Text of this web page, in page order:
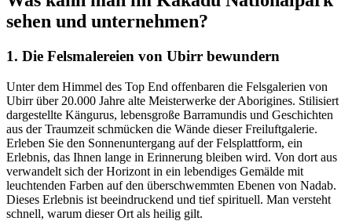
sehen und unternehmen?
1. Die Felsmalereien von Ubirr bewundern
Unter dem Himmel des Top End offenbaren die Felsgalerien von
Ubirr über 20.000 Jahre alte Meisterwerke der Aborigines. Stilisiert
dargestellte Kängurus, lebensgroße Barramundis und Geschichten
aus der Traumzeit schmücken die Wände dieser Freiluftgalerie.
Erleben Sie den Sonnenuntergang auf der Felsplattform, ein
Erlebnis, das Ihnen lange in Erinnerung bleiben wird. Von dort aus
verwandelt sich der Horizont in ein lebendiges Gemälde mit
leuchtenden Farben auf den überschwemmten Ebenen von Nadab.
Dieses Erlebnis ist beeindruckend und tief spirituell. Man versteht
schnell, warum dieser Ort als heilig gilt.